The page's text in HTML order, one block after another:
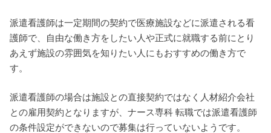
派遣看護師は一定期間の契約で医療施設などに派遣される看
護師で、自由な働き方をしたい人や正式に就職する前にとり
あえず施設の雰囲気を知りたい人にもおすすめの働き方で
す。
派遣看護師の場合は施設との直接契約ではなく人材紹介会社
との雇用契約となりますが、ナース専科 転職では派遣看護師
の条件設定ができないので募集は行っていないようです。